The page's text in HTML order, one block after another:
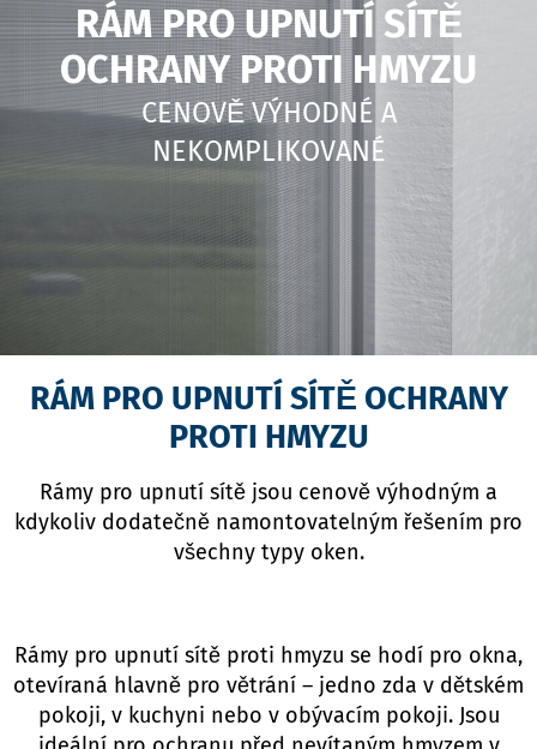
RÁM PRO UPNUTÍ SÍTĚ
OCHRANY PROTI HMYZU
CENOVĚ VÝHODNÉ A
NEKOMPLIKOVANÉ
RÁM PRO UPNUTÍ SÍTĚ OCHRANY
PROTI HMYZU
Rámy pro upnutí sítě jsou cenově výhodným a
kdykoliv dodatečně namontovatelným řešením pro
všechny typy oken.
Rámy pro upnutí sítě proti hmyzu se hodí pro okna,
otevíraná hlavně pro větrání – jedno zda v dětském
pokoji, v kuchyni nebo v obývacím pokoji. Jsou